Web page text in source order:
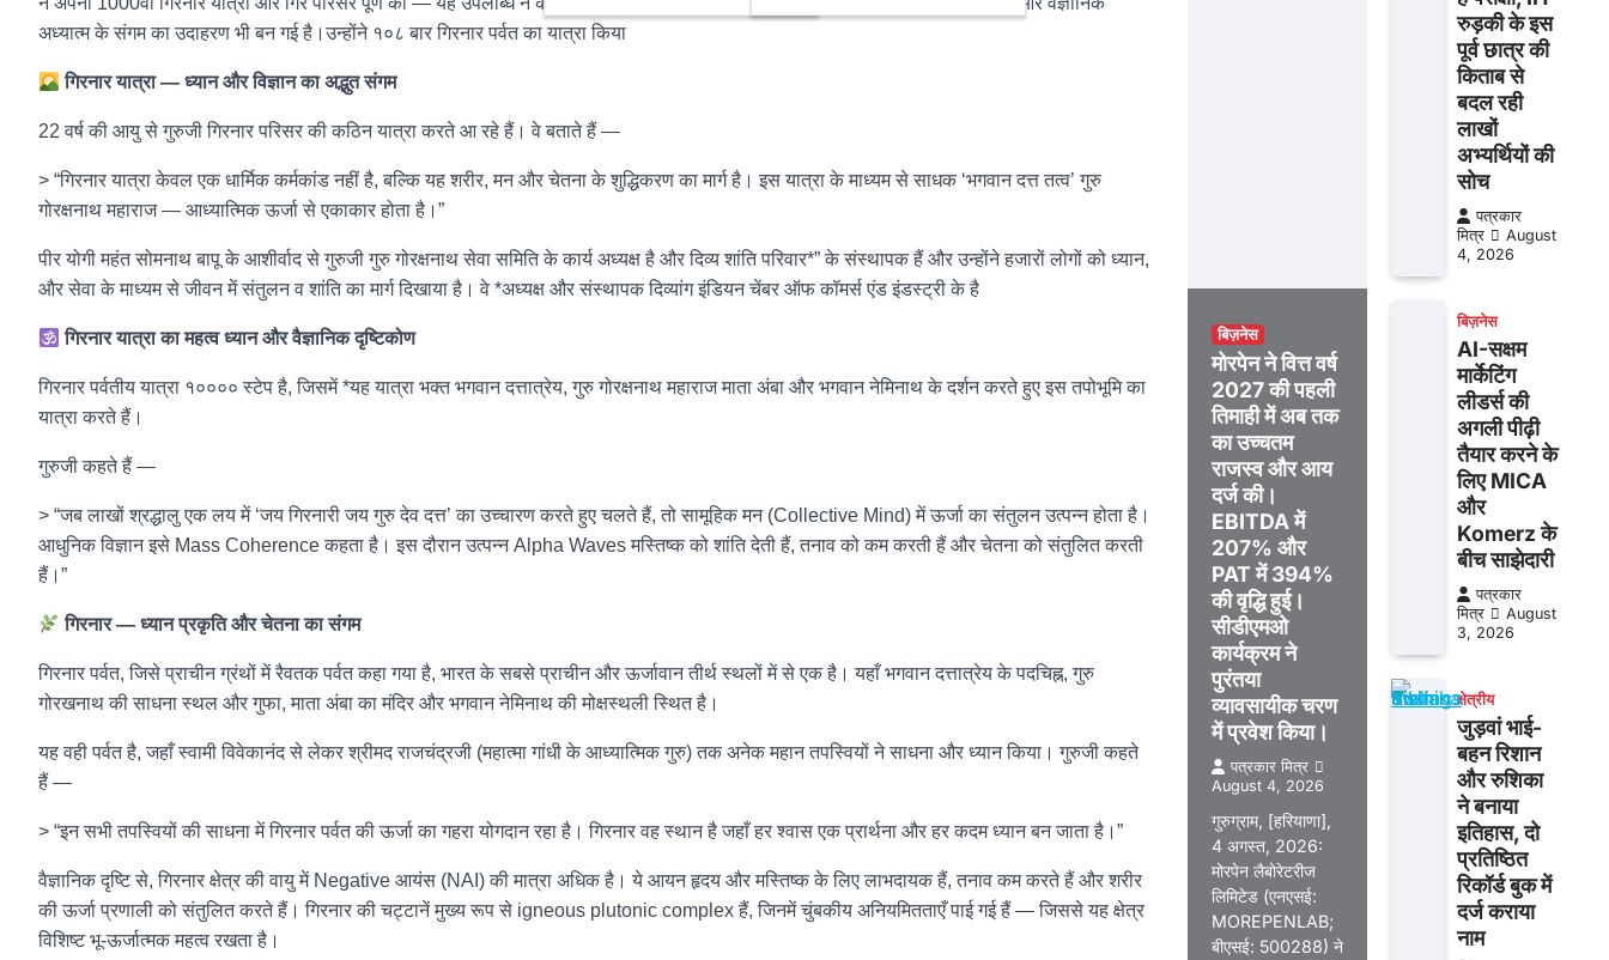
अध्यात्म के संगम का उदाहरण भी बन गई है।उन्होंने १०८ बार गिरनार पर्वत का यात्रा किया
गिरनार यात्रा — ध्यान और विज्ञान का अद्भुत संगम
22 वर्ष की आयु से गुरुजी गिरनार परिसर की कठिन यात्रा करते आ रहे हैं। वे बताते हैं —
> “गिरनार यात्रा केवल एक धार्मिक कर्मकांड नहीं है, बल्कि यह शरीर, मन और चेतना के शुद्धिकरण का मार्ग है। इस यात्रा के माध्यम से साधक ‘भगवान दत्त तत्व’ गुरु
गोरक्षनाथ महाराज — आध्यात्मिक ऊर्जा से एकाकार होता है।”
पीर योगी महंत सोमनाथ बापू के आशीर्वाद से गुरुजी गुरु गोरक्षनाथ सेवा समिति के कार्य अध्यक्ष है और दिव्य शांति परिवार*” के संस्थापक हैं और उन्होंने हजारों लोगों को ध्यान,
और सेवा के माध्यम से जीवन में संतुलन व शांति का मार्ग दिखाया है। वे *अध्यक्ष और संस्थापक दिव्यांग इंडियन चेंबर ऑफ कॉमर्स एंड इंडस्ट्री के है
गिरनार यात्रा का महत्व ध्यान और वैज्ञानिक दृष्टिकोण
गिरनार पर्वतीय यात्रा १०००० स्टेप है, जिसमें *यह यात्रा भक्त भगवान दत्तात्रेय, गुरु गोरक्षनाथ महाराज माता अंबा और भगवान नेमिनाथ के दर्शन करते हुए इस तपोभूमि का
यात्रा करते हैं।
गुरुजी कहते हैं —
> “जब लाखों श्रद्धालु एक लय में ‘जय गिरनारी जय गुरु देव दत्त’ का उच्चारण करते हुए चलते हैं, तो सामूहिक मन (Collective Mind) में ऊर्जा का संतुलन उत्पन्न होता है।
आधुनिक विज्ञान इसे Mass Coherence कहता है। इस दौरान उत्पन्न Alpha Waves मस्तिष्क को शांति देती हैं, तनाव को कम करती हैं और चेतना को संतुलित करती
हैं।”
गिरनार — ध्यान प्रकृति और चेतना का संगम
गिरनार पर्वत, जिसे प्राचीन ग्रंथों में रैवतक पर्वत कहा गया है, भारत के सबसे प्राचीन और ऊर्जावान तीर्थ स्थलों में से एक है। यहाँ भगवान दत्तात्रेय के पदचिह्न, गुरु
गोरखनाथ की साधना स्थल और गुफा, माता अंबा का मंदिर और भगवान नेमिनाथ की मोक्षस्थली स्थित है।
यह वही पर्वत है, जहाँ स्वामी विवेकानंद से लेकर श्रीमद राजचंद्रजी (महात्मा गांधी के आध्यात्मिक गुरु) तक अनेक महान तपस्वियों ने साधना और ध्यान किया। गुरुजी कहते
हैं —
> “इन सभी तपस्वियों की साधना में गिरनार पर्वत की ऊर्जा का गहरा योगदान रहा है। गिरनार वह स्थान है जहाँ हर श्वास एक प्रार्थना और हर कदम ध्यान बन जाता है।”
वैज्ञानिक दृष्टि से, गिरनार क्षेत्र की वायु में Negative आयंस (NAI) की मात्रा अधिक है। ये आयन हृदय और मस्तिष्क के लिए लाभदायक हैं, तनाव कम करते हैं और शरीर
की ऊर्जा प्रणाली को संतुलित करते हैं। गिरनार की चट्टानें मुख्य रूप से igneous plutonic complex हैं, जिनमें चुंबकीय अनियमितताएँ पाई गई हैं — जिससे यह क्षेत्र
विशिष्ट भू-ऊर्जात्मक महत्व रखता है।
बिज़नेस
मोरपेन ने वित्त वर्ष
2027 की पहली
तिमाही में अब तक
का उच्चतम
राजस्व और आय
दर्ज की।
EBITDA में
207% और
PAT में 394%
की वृद्धि हुई।
सीडीएमओ
कार्यक्रम ने
पुरंतया
व्यावसायीक चरण
में प्रवेश किया।
पत्रकार मित्र
August 4, 2026
गुरुग्राम, [हरियाणा],
4 अगस्त, 2026:
मोरपेन लैबोरेटरीज
लिमिटेड (एनएसई:
MOREPENLAB;
बीएसई: 500288) ने
रुड़की के इस
पूर्व छात्र की
किताब से
बदल रही
लाखों
अभ्यर्थियों की
सोच
पत्रकार
मित्र
August
4, 2026
बिज़नेस
AI-सक्षम
मार्केटिंग
लीडर्स की
अगली पीढ़ी
तैयार करने के
लिए MICA
और
Komerz के
बीच साझेदारी
पत्रकार
मित्र
August
3, 2026
क्षेत्रीय
जुड़वां भाई-
बहन रिशान
और रुशिका
ने बनाया
इतिहास, दो
प्रतिष्ठित
रिकॉर्ड बुक में
दर्ज कराया
नाम